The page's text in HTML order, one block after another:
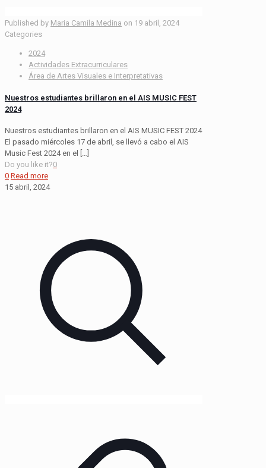
Published by Maria Camila Medina on 19 abril, 2024
Categories
2024
Actividades Extracurriculares
Área de Artes Visuales e Interpretativas
Nuestros estudiantes brillaron en el AIS MUSIC FEST
2024
Nuestros estudiantes brillaron en el AIS MUSIC FEST 2024
El pasado miércoles 17 de abril, se llevó a cabo el AIS
Music Fest 2024 en el
Do you like it?0
0 Read more
15 abril, 2024